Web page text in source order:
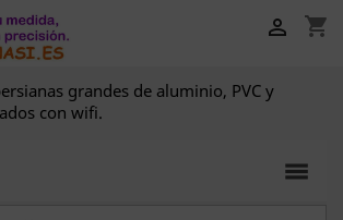
shopping_cart

grandes de aluminio, PVC y
con wifi.